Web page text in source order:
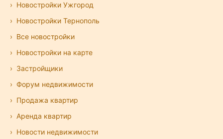
Новостройки Ужгород
Новостройки Тернополь
Все новостройки
Новостройки на карте
Застройщики
Форум недвижимости
Продажа квартир
Аренда квартир
Новости недвижимости